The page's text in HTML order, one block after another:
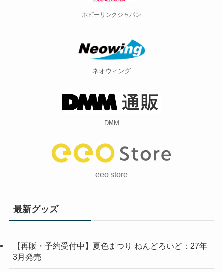
ホビーリンクジャパン
ネオウィング
DMM
eeo store
最新グッズ
【再販・予約受付中】夏色まつり ねんどろいど：27年
3月発売